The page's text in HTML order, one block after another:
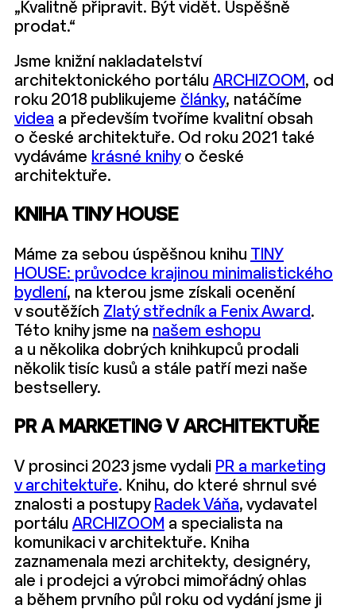
„Kvalitně připravit. Být vidět. Úspěšně
prodat.“
Jsme knižní nakladatelství
architektonického portálu ARCHIZOOM , od
roku 2018 publikujeme články, natáčíme
videa a především tvoříme kvalitní obsah
o české architektuře. Od roku 2021 také
vydáváme krásné knihyo české
architektuře.
KNIHA TINY HOUSE
Máme za sebou úspěšnou knihu
TINY
HOUSE: průvodce krajinou minimalistického
bydlení, na kterou jsme získali ocenění
v soutěžích Zlatý středník a Fenix Award .
Této knihy jsme na našem eshopu
a u několika dobrých knihkupců prodali
několik tisíc kusů a stále patří mezi naše
bestsellery.
PR A MARKETING V ARCHITEKTUŘE
V prosinci 2023 jsme vydali PR a marketing
v architektuře. Knihu, do které shrnul své
znalosti a postupy Radek Váňa, vydavatel
portálu ARCHIZOOM a specialista na
komunikaci v architektuře. Kniha
zaznamenala mezi architekty, designéry,
ale i prodejci a výrobci mimořádný ohlas
a během prvního půl roku od vydání jsme ji